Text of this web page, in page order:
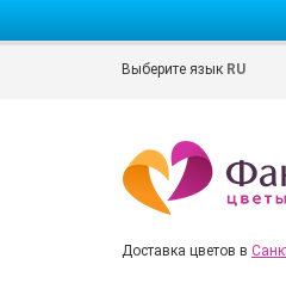
Выберите язык RU
Доставка цветов в